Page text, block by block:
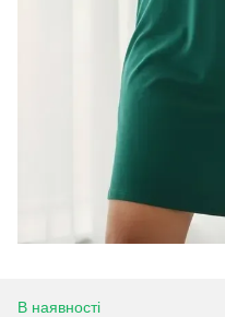
В наявності